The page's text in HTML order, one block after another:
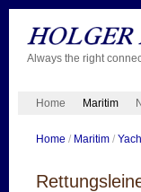
Always the right
Home Maritim
Home / Maritim/